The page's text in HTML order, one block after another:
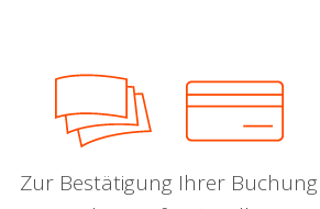
Zur Bestätigung Ihrer Buchung